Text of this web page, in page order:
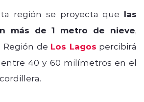
región se proyecta que las
más de 1 metro de nieve,
de Los Lagos percibirá
40 y 60 milímetros en el